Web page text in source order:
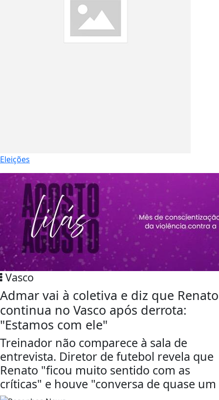
Eleições
Vasco
Admar vai à coletiva e diz que Renato
continua no Vasco após derrota:
"Estamos com ele"
Treinador não comparece à sala de
entrevista. Diretor de futebol revela que
Renato "ficou muito sentido com as
críticas" e houve "conversa de quase um